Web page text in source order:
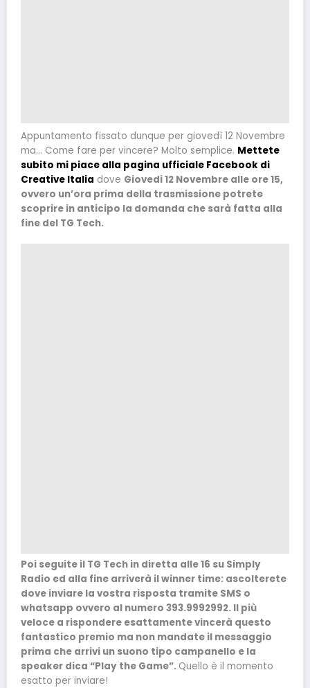
Appuntamento fissato dunque per giovedì 12 Novembre
ma… Come fare per vincere? Molto semplice. Mettete
subito mi piace alla pagina ufficiale Facebook di
Creative Italia dove Giovedi 12 Novembre alle ore 15,
ovvero un’ora prima della trasmissione potrete
scoprire in anticipo la domanda che sarà fatta alla
fine del TG Tech.
Poi seguite il TG Tech in diretta alle 16 su Simply
Radio ed alla fine arriverà il winner time: ascolterete
dove inviare la vostra risposta tramite SMS o
whatsapp ovvero al numero 393.9992992. Il più
veloce a rispondere esattamente vincerà questo
fantastico premio ma non mandate il messaggio
prima che arrivi un suono tipo campanello e la
speaker dica “Play the Game”. Quello è il momento
esatto per inviare!